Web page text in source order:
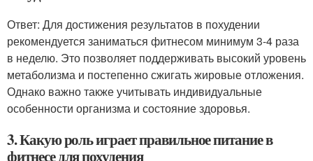
Ответ: Для достижения результатов в похудении
рекомендуется заниматься фитнесом минимум 3-4 раза
в неделю. Это позволяет поддерживать высокий уровень
метаболизма и постепенно сжигать жировые отложения.
Однако важно также учитывать индивидуальные
особенности организма и состояние здоровья.
3. Какую роль играет правильное питание в
фитнесе для похудения